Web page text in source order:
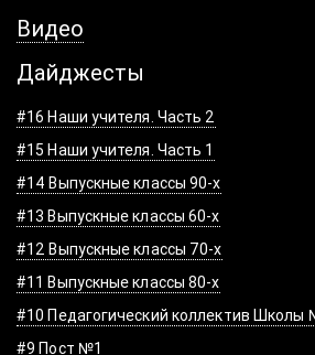
Видео
Дайджесты
#16 Наши учителя. Часть 2
#15 Наши учителя. Часть 1
#14 Выпускные классы 90-х
#13 Выпускные классы 60-х
#12 Выпускные классы 70-х
#11 Выпускные классы 80-х
#10 Педагогический коллектив Школы
#9 Пост №1